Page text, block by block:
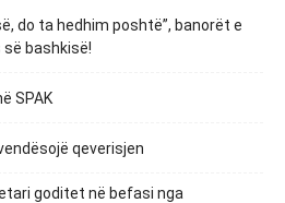
do ta hedhim poshtë”, banorët e
bashkisë!
SPAK
qeverisjen
goditet në befasi nga